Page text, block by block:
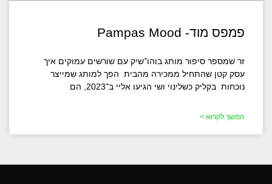
פמפס מוד- Pampas Mood
זר שמספר סיפור מותג בוהו־שיק עם שורשים עמוקים איך
עסק קטן שהתחיל ממכירה מהבית הפך למותג שמייצר
נוכחות בקליק כשלינוי ושי הגיעו אליי ב־2023, הם
המשך לקרוא >